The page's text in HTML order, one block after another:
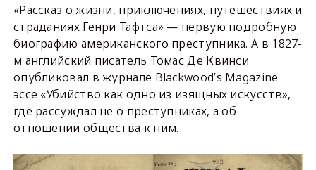
«Рассказ о жизни, приключениях, путешествиях и
страданиях Генри Тафтса» — первую подробную
биографию американского преступника. А в 1827-
м английский писатель Томас Де Квинси
опубликовал в журнале Blackwood’s Magazine
эссе «Убийство как одно из изящных искусств»,
где рассуждал не о преступниках, а об
отношении общества к ним.